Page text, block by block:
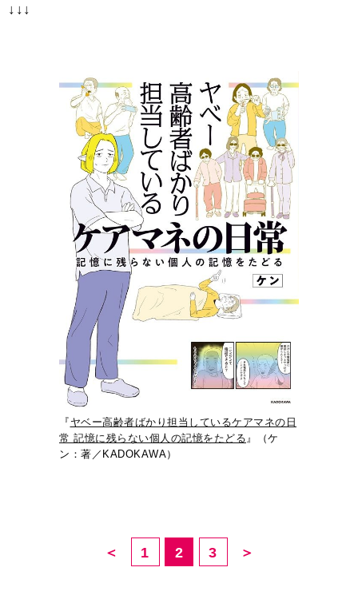
↓↓↓
『 ヤベー高齢者ばかり担当しているケアマネの日
常 記憶に残らない個人の記憶をたどる 』（ケ
ン：著／KADOKAWA）
＜ 1 2 3 ＞